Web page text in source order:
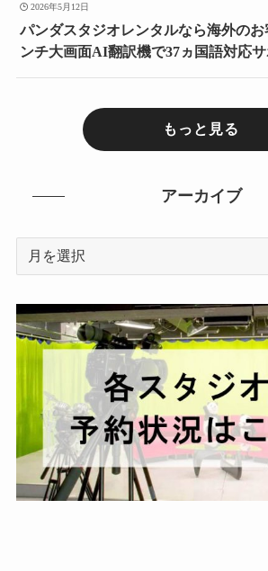
2026年5月12日
パンダスタジオレンタルなら海外のお
ンチ大画面AI翻訳機で37ヵ国語対応サ
もっと見る
アーカイブ
イ
ブ